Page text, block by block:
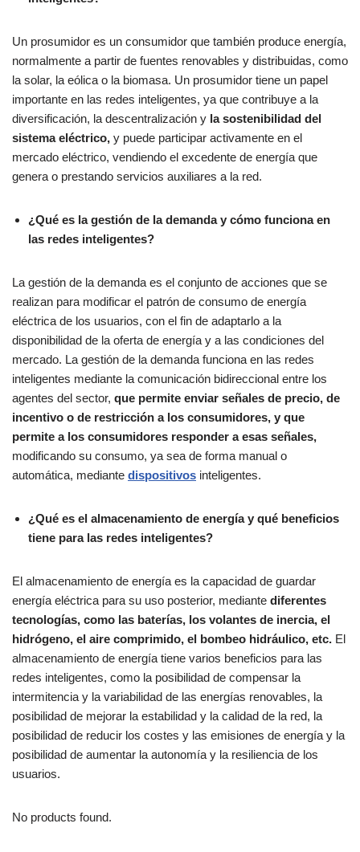
Un prosumidor es un consumidor que también produce energía,
normalmente a partir de fuentes renovables y distribuidas, como
la solar, la eólica o la biomasa. Un prosumidor tiene un papel
importante en las redes inteligentes, ya que contribuye a la
diversificación, la descentralización y la sostenibilidad del
sistema eléctrico, y puede participar activamente en el
mercado eléctrico, vendiendo el excedente de energía que
genera o prestando servicios auxiliares a la red.
¿Qué es la gestión de la demanda y cómo funciona en
las redes inteligentes?
La gestión de la demanda es el conjunto de acciones que se
realizan para modificar el patrón de consumo de energía
eléctrica de los usuarios, con el fin de adaptarlo a la
disponibilidad de la oferta de energía y a las condiciones del
mercado. La gestión de la demanda funciona en las redes
inteligentes mediante la comunicación bidireccional entre los
agentes del sector, que permite enviar señales de precio, de
incentivo o de restricción a los consumidores, y que
permite a los consumidores responder a esas señales,
modificando su consumo, ya sea de forma manual o
automática, mediante dispositivos inteligentes.
¿Qué es el almacenamiento de energía y qué beneficios
tiene para las redes inteligentes?
El almacenamiento de energía es la capacidad de guardar
energía eléctrica para su uso posterior, mediante diferentes
tecnologías, como las baterías, los volantes de inercia, el
hidrógeno, el aire comprimido, el bombeo hidráulico, etc. El
almacenamiento de energía tiene varios beneficios para las
redes inteligentes, como la posibilidad de compensar la
intermitencia y la variabilidad de las energías renovables, la
posibilidad de mejorar la estabilidad y la calidad de la red, la
posibilidad de reducir los costes y las emisiones de energía y la
posibilidad de aumentar la autonomía y la resiliencia de los
usuarios.
No products found.